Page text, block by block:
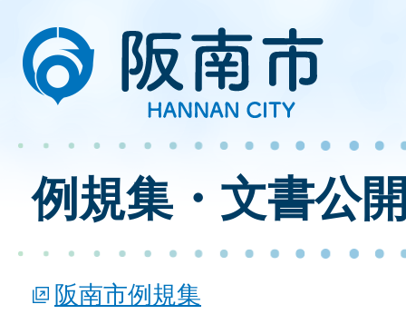
例規集・文書公
阪南市例規集